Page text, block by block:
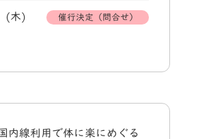
(木) 催行決定（問合せ）
線利用で体に楽にめぐる